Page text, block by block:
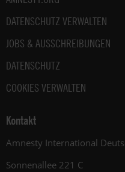
DATENSCHUTZ VERWALTEN
JOBS & AUSSCHREIBUNGEN
DATENSCHUTZ
COOKIES VERWALTEN
Kontakt
Amnesty International
Sonnenallee 221 C